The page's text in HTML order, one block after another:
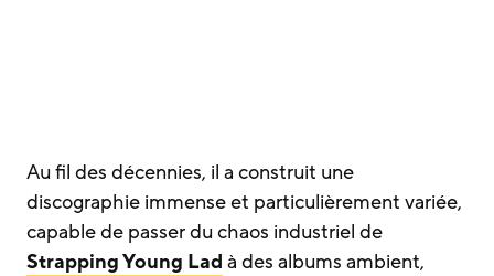
Au fil des décennies, il a construit une
discographie immense et particulièrement variée,
capable de passer du chaos industriel de
Strapping Young Lad à des albums ambient,